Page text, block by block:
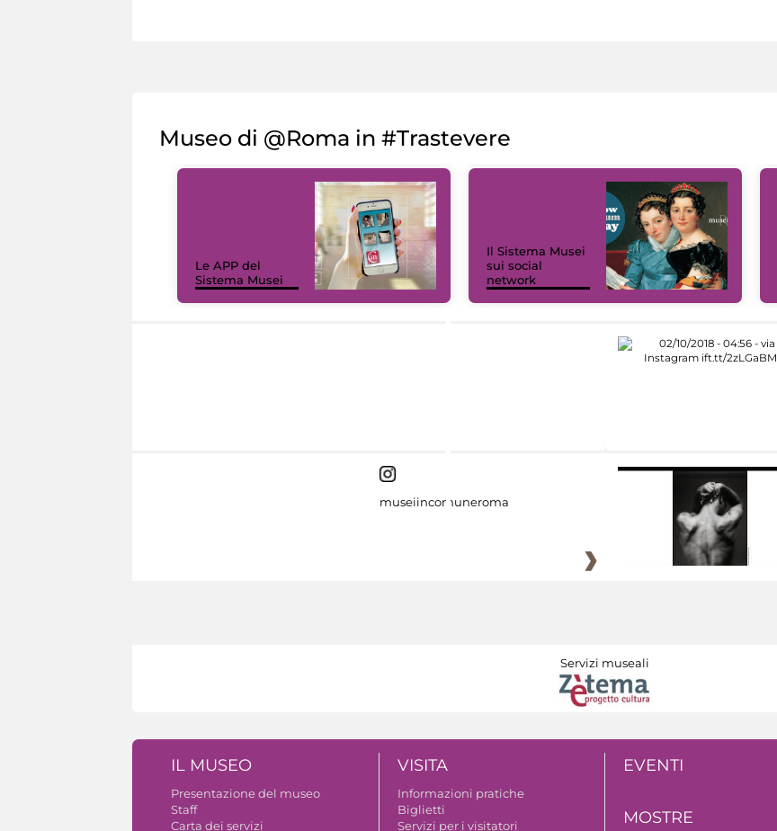
Museo di @Roma in #Trastevere
Le APP del
Sistema Musei
Il Sistema Musei
sui social
network
museiincomuneroma
Servizi museali
IL MUSEO
Presentazione del museo
Staff
Carta dei servizi
VISITA
Informazioni pratiche
Biglietti
Servizi per i visitatori
EVENTI
MOSTRE